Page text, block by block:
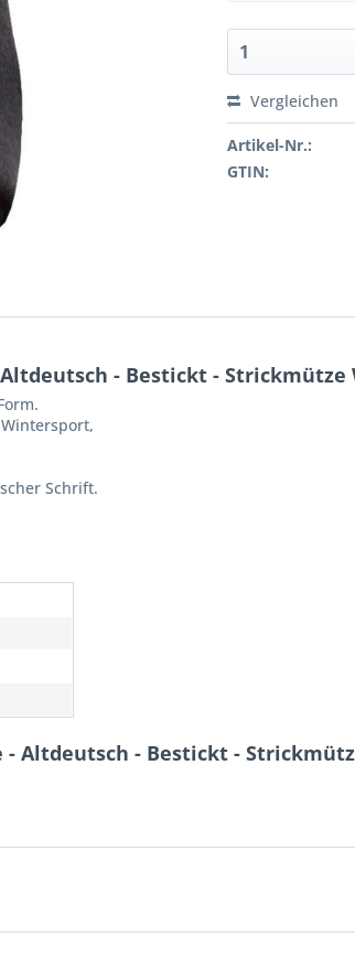
Vergleichen
Artikel-Nr.:
GTIN:
- Bestickt -
Schrift.
Altdeutsch - Bestickt -